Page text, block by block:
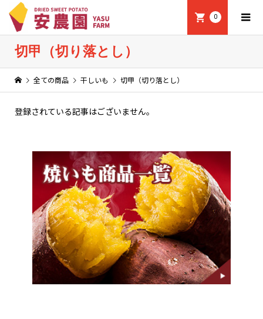
0
切甲（切り落とし）
全ての商品 干しいも 切甲（切り落とし）
登録されている記事はございません。